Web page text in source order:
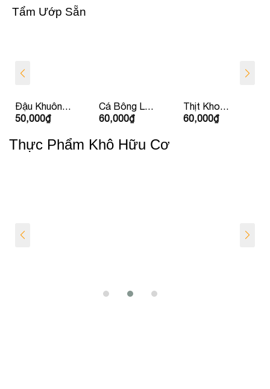
HAGL
Tẩm Ướp Sẵn
Đậu Khuôn
Nhồi Thịt
50,000₫
Cá Bông Lau
Kho Tộ
60,000₫
Thịt Kho
Dưa
60,000₫
Thực Phẩm Khô Hữu Cơ